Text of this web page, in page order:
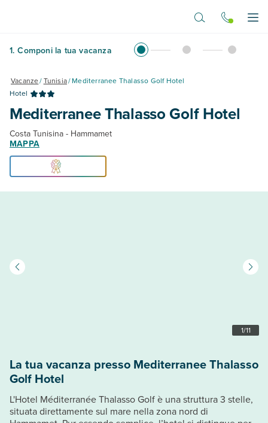
1. Componi la tua vacanza
Vacanze/Tunisia/Mediterranee Thalasso Golf Hotel
Hotel
Mediterranee Thalasso Golf Hotel
Costa Tunisina - Hammamet
MAPPA
1/11
La tua vacanza presso Mediterranee Thalasso
Golf Hotel
L'Hotel Méditerranée Thalasso Golf è una struttura 3 stelle,
situata direttamente sul mare nella zona nord di